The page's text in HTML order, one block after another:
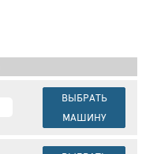
ВЫБРАТЬ
МАШИНУ